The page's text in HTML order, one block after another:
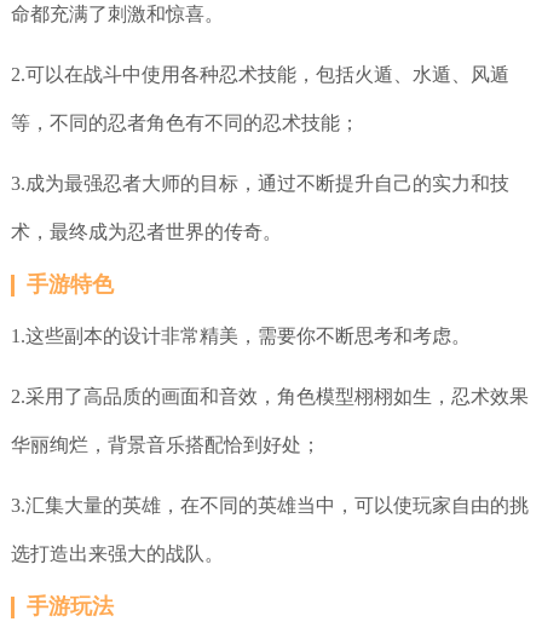
命都充满了刺激和惊喜。
2.可以在战斗中使用各种忍术技能，包括火遁、水遁、风遁
等，不同的忍者角色有不同的忍术技能；
3.成为最强忍者大师的目标，通过不断提升自己的实力和技
术，最终成为忍者世界的传奇。
手游特色
1.这些副本的设计非常精美，需要你不断思考和考虑。
2.采用了高品质的画面和音效，角色模型栩栩如生，忍术效果
华丽绚烂，背景音乐搭配恰到好处；
3.汇集大量的英雄，在不同的英雄当中，可以使玩家自由的挑
选打造出来强大的战队。
手游玩法